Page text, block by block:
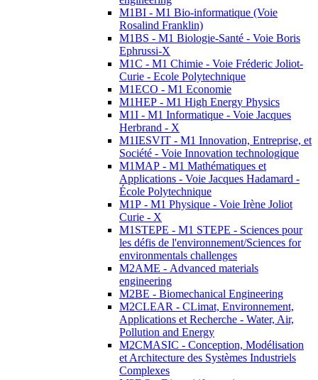
M1BI - M1 Bio-informatique (Voie
Rosalind Franklin)
M1BS - M1 Biologie-Santé - Voie Boris
Ephrussi-X
M1C - M1 Chimie - Voie Fréderic Joliot-
Curie - Ecole Polytechnique
M1ECO - M1 Economie
M1HEP - M1 High Energy Physics
M1I - M1 Informatique - Voie Jacques
Herbrand - X
M1IESVIT - M1 Innovation, Entreprise, et
Société - Voie Innovation technologique
M1MAP - M1 Mathématiques et
Applications - Voie Jacques Hadamard -
École Polytechnique
M1P - M1 Physique - Voie Irène Joliot
Curie - X
M1STEPE - M1 STEPE - Sciences pour
les défis de l'environnement/Sciences for
environmentals challenges
M2AME - Advanced materials
engineering
M2BE - Biomechanical Engineering
M2CLEAR - CLimat, Environnement,
Applications et Recherche - Water, Air,
Pollution and Energy
M2CMASIC - Conception, Modélisation
et Architecture des Systèmes Industriels
Complexes